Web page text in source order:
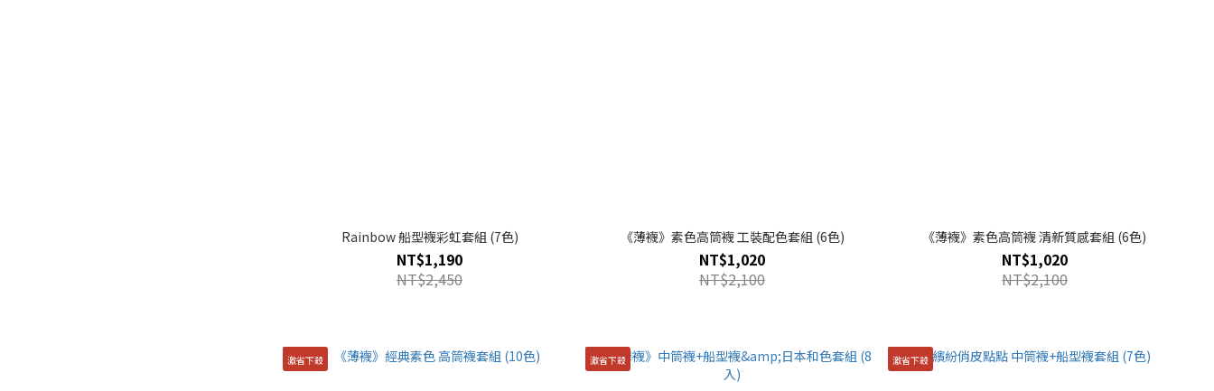
Rainbow 船型襪彩虹套組 (7色)
NT$1,190
NT$2,450
《薄襪》素色高筒襪 工裝配色套組 (6色)
NT$1,020
NT$2,100
《薄襪》素色高筒襪 清新質感套組 (6色)
NT$1,020
NT$2,100
激省下殺 激省下殺 激省下殺